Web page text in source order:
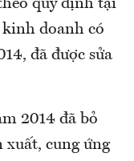
quy định tại
kinh doanh có
đã được sửa
2014 đã bỏ
xuất, cung ứng